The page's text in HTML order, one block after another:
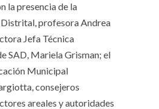
la presencia de la
profesora Andrea
Jefa Técnica
SAD, Mariela Grisman; el
Municipal
consejeros
areales y autoridades